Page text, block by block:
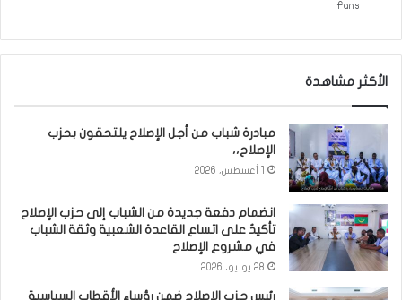
Fans
الأكثر مشاهدة
مبادرة شباب من أجل الإصلاح يلتحقون بحزب
الإصلاح،،
انضمام دفعة جديدة من الشباب إلى حزب الإصلاح
تأكيدٌ على اتساع القاعدة الشعبية وثقة الشباب
في مشروع الإصلاح
28 يوليو، 2026
رئيس حزب الإصلاح ضمن رؤساء الأقطاب السياسية